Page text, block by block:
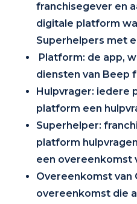
franchisegever en
digitale platform
Superhelpers met
Platform: de app,
diensten van Beep
Hulpvrager: iedere
platform een
Superhelper:
platform
een overeenkomst
Overeenkomst van
overeenkomst die